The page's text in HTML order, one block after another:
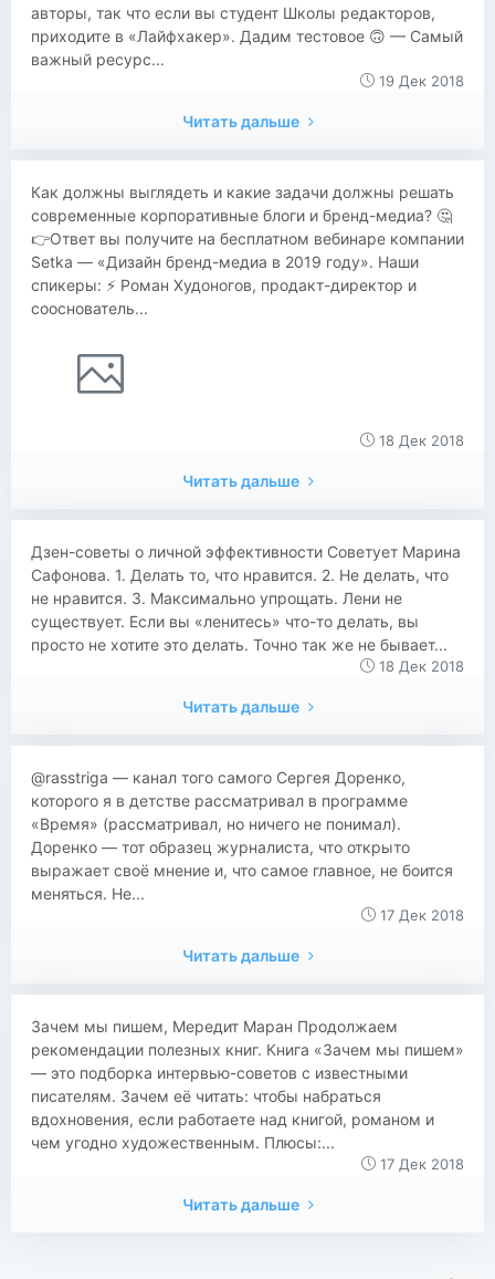
авторы, так что если вы студент Школы редакторов,
приходите в «Лайфхакер». Дадим тестовое 🙃 — Самый
важный ресурс...
19 Дек 2018
Читать дальше
Как должны выглядеть и какие задачи должны решать
современные корпоративные блоги и бренд-медиа? 🤔
👉Ответ вы получите на бесплатном вебинаре компании
Setka — «Дизайн бренд-медиа в 2019 году». Наши
спикеры: ⚡️ Роман Худоногов, продакт-директор и
сооснователь...
18 Дек 2018
Читать дальше
Дзен-советы о личной эффективности Советует Марина
Сафонова. 1. Делать то, что нравится. 2. Не делать, что
не нравится. 3. Максимально упрощать. Лени не
существует. Если вы «ленитесь» что-то делать, вы
просто не хотите это делать. Точно так же не бывает...
18 Дек 2018
Читать дальше
@rasstriga — канал того самого Сергея Доренко,
которого я в детстве рассматривал в программе
«Время» (рассматривал, но ничего не понимал).
Доренко — тот образец журналиста, что открыто
выражает своё мнение и, что самое главное, не боится
меняться. Не...
17 Дек 2018
Читать дальше
Зачем мы пишем, Мередит Маран Продолжаем
рекомендации полезных книг. Книга «Зачем мы пишем»
— это подборка интервью-советов с известными
писателям. Зачем её читать: чтобы набраться
вдохновения, если работаете над книгой, романом и
чем угодно художественным. Плюсы:...
17 Дек 2018
Читать дальше